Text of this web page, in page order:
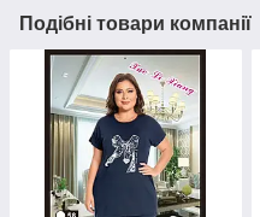
Подібні товари компанії